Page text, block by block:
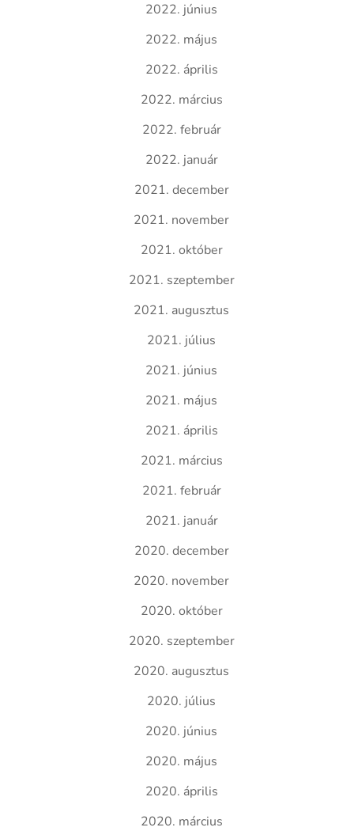
2022. június
2022. május
2022. április
2022. március
2022. február
2022. január
2021. december
2021. november
2021. október
2021. szeptember
2021. augusztus
2021. július
2021. június
2021. május
2021. április
2021. március
2021. február
2021. január
2020. december
2020. november
2020. október
2020. szeptember
2020. augusztus
2020. július
2020. június
2020. május
2020. április
2020. március